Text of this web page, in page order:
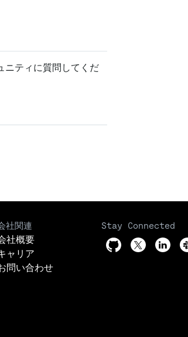
ニティに質問してくだ
社関連
社概要
ャリア
問い合わせ
Stay Connected